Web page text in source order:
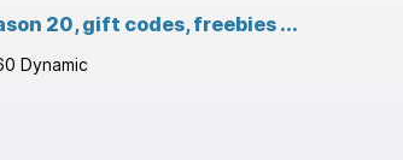
20, gift codes, freebies ...
Dynamic